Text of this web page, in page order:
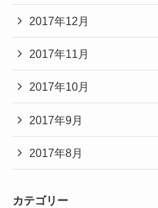
2017年12月
2017年11月
2017年10月
2017年9月
2017年8月
カテゴリー